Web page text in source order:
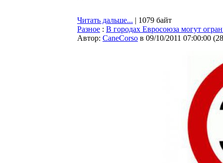
Читать дальше... | 1079 байт
Разное : В городах Евросоюза могут
Автор: CaneCorso в 09/10/2011 07:00:00 (